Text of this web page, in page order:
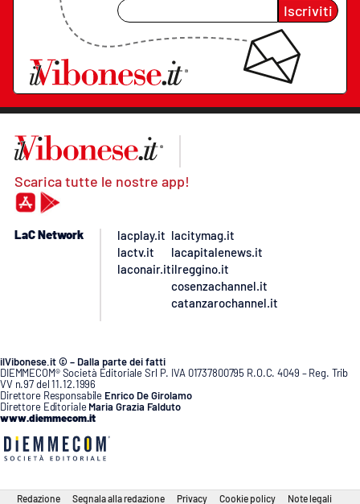
Iscriviti
Scarica tutte le nostre app!
LaC Network
lacplay.it
lactv.it
laconair.it
lacitymag.it
lacapitalenews.it
ilreggino.it
cosenzachannel.it
catanzarochannel.it
ilVibonese.it © – Dalla parte dei fatti
DIEMMECOM® Società Editoriale Srl P. IVA 01737800795 R.O.C. 4049 – Reg. Trib
VV n.97 del 11.12.1996
Direttore Responsabile Enrico De Girolamo
Direttore Editoriale Maria Grazia Falduto
www.diemmecom.it
Redazione Segnala alla redazione Privacy Cookie policy Note legali